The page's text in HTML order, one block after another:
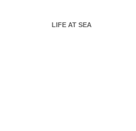
LIFE AT SEA